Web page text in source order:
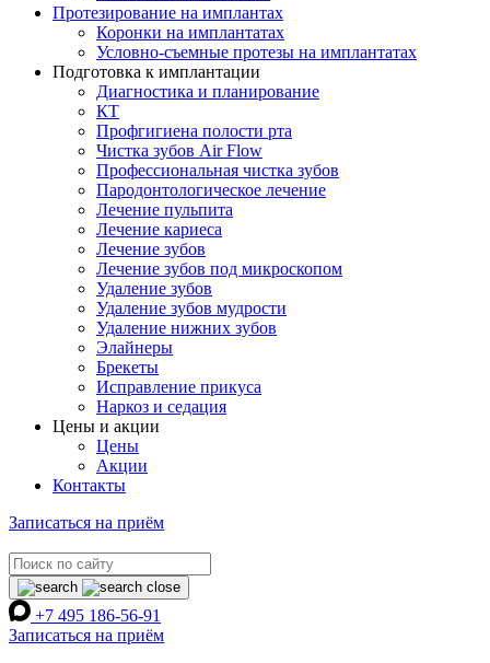
Протезирование на имплантах
Коронки на имплантатах
Условно-съемные протезы на имплантатах
Подготовка к имплантации
Диагностика и планирование
КТ
Профгигиена полости рта
Чистка зубов Air Flow
Профессиональная чистка зубов
Пародонтологическое лечение
Лечение пульпита
Лечение кариеса
Лечение зубов
Лечение зубов под микроскопом
Удаление зубов
Удаление зубов мудрости
Удаление нижних зубов
Элайнеры
Брекеты
Исправление прикуса
Наркоз и седация
Цены и акции
Цены
Акции
Контакты
Записаться на приём
+7 495 186-56-91
Записаться на приём